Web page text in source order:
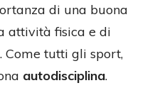
di una buona
attività fisica e di
tutti gli sport,
autodisciplina.